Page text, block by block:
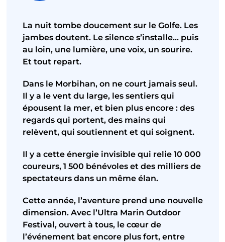
La nuit tombe doucement sur le Golfe. Les
jambes doutent. Le silence s’installe… puis
au loin, une lumière, une voix, un sourire.
Et tout repart.
Dans le Morbihan, on ne court jamais seul.
Il y a le vent du large, les sentiers qui
épousent la mer, et bien plus encore : des
regards qui portent, des mains qui
relèvent, qui soutiennent et qui soignent.
Il y a cette énergie invisible qui relie 10 000
coureurs, 1 500 bénévoles et des milliers de
spectateurs dans un même élan.
Cette année, l’aventure prend une nouvelle
dimension. Avec l’Ultra Marin Outdoor
Festival, ouvert à tous, le cœur de
l’événement bat encore plus fort, entre